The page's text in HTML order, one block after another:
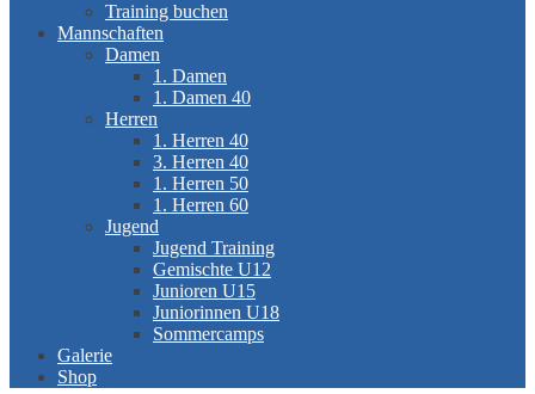
Training buchen
Mannschaften
Damen
1. Damen
1. Damen 40
Herren
1. Herren 40
3. Herren 40
1. Herren 50
1. Herren 60
Jugend
Jugend Training
Gemischte U12
Junioren U15
Juniorinnen U18
Sommercamps
Galerie
Shop